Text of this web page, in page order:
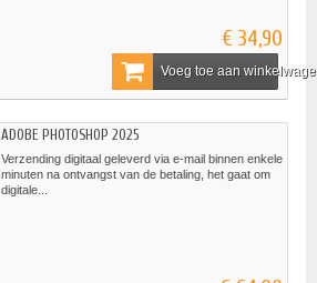
€ 34,90
Voeg toe aan
ADOBE PHOTOSHOP 2025
Verzending digitaal geleverd via e-mail binnen enkele
minuten na ontvangst van de betaling, het gaat om
digitale...